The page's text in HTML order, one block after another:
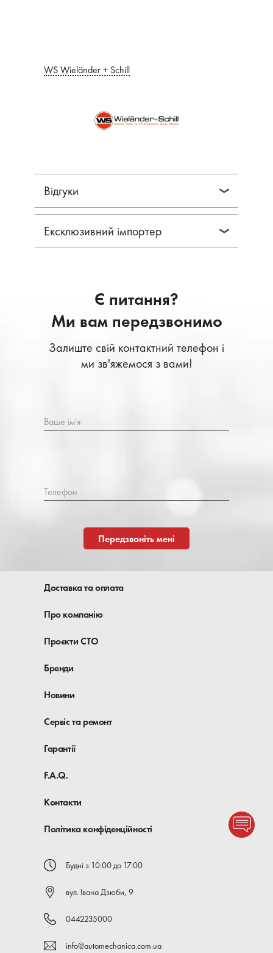
WS Wieländer + Schill
Відгуки
Ексклюзивний імпортер
Є питання?
Ми вам передзвонимо
Залиште свій контактний телефон і
ми зв'яжемося з вами!
Ваше ім'я
Телефон
Передзвоніть мені
Доставка та оплата
Про компанію
Проєкти СТО
Бренди
Новини
Сервіс та ремонт
Гарантії
F.A.Q.
Контакти
Політика конфіденційності
Будні з 10:00 до 17:00
вул. Івана Дзюби, 9
0442235000
info@automechanica.com.ua